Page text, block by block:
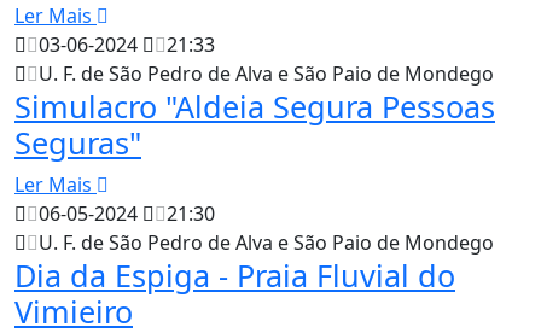
Ler Mais
03-06-2024
21:33
U. F. de São Pedro de Alva e São Paio de Mondego
Simulacro "Aldeia Segura Pessoas
Seguras"
Ler Mais
06-05-2024
21:30
U. F. de São Pedro de Alva e São Paio de Mondego
Dia da Espiga - Praia Fluvial do
Vimieiro